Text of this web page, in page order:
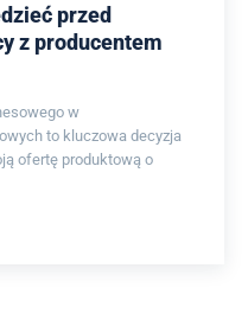
przed
z producentem
w
to kluczowa decyzja
ofertę produktową o